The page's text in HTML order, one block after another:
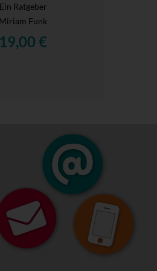
Ein Ratgeber
Miriam Funk
19,00 €